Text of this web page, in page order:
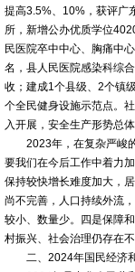
提高3.5%、10%，获评广
所，新增公办优质学位
民医院卒中中心、胸痛中
名，县人民医院感染科综
收；建成1个县级、2个镇
个全民健身设施示范点。
入开展，安全生产形势总
2023年，在复杂严峻的
要我们在今后工作中着力
保持较快增长难度加大，
尚不完善，人口持续外流
较小、数量少。四是保障
村振兴、社会治理仍存在
二、2024年国民经济